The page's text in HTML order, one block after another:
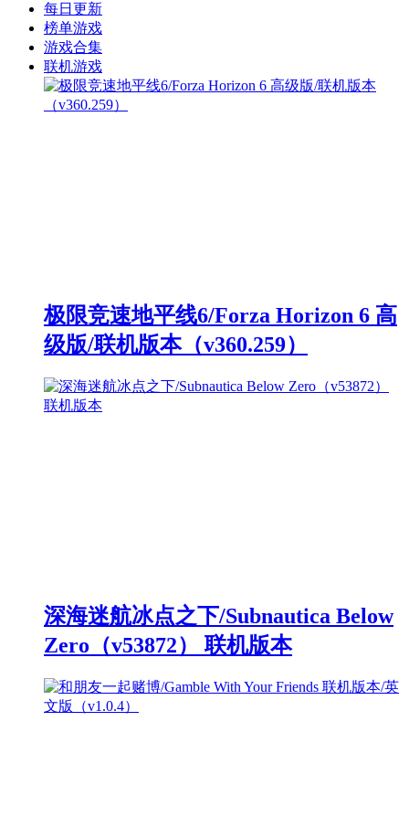
每日更新
榜单游戏
游戏合集
联机游戏
极限竞速地平线6/Forza Horizon 6 高
级版/联机版本（v360.259）
深海迷航冰点之下/Subnautica Below
Zero（v53872） 联机版本